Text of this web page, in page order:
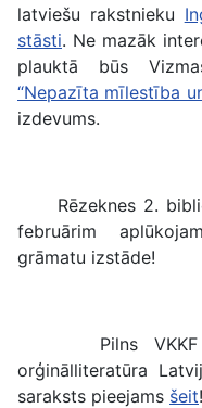
latviešu rakstnieku
stāsti. Ne mazāk
plauktā būs
“Nepazīta mīlestība
izdevums.
Rēzeknes 2.
februārim
grāmatu izstāde!
Pilns VKKF
orģinālliteratūra
saraksts pieejams šeit!